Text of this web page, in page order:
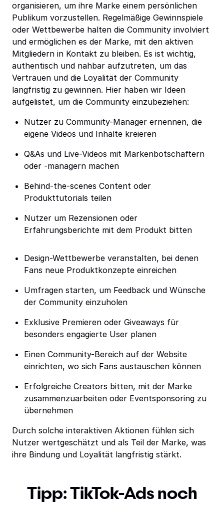
organisieren, um ihre Marke einem persönlichen
Publikum vorzustellen. Regelmäßige Gewinnspiele
oder Wettbewerbe halten die Community involviert
und ermöglichen es der Marke, mit den aktiven
Mitgliedern in Kontakt zu bleiben. Es ist wichtig,
authentisch und nahbar aufzutreten, um das
Vertrauen und die Loyalität der Community
langfristig zu gewinnen. Hier haben wir Ideen
aufgelistet, um die Community einzubeziehen:
Nutzer zu Community-Manager ernennen, die
eigene Videos und Inhalte kreieren
Q&As und Live-Videos mit Markenbotschaftern
oder -managern machen
Behind-the-scenes Content oder
Produkttutorials teilen
Nutzer um Rezensionen oder
Erfahrungsberichte mit dem Produkt bitten
Design-Wettbewerbe veranstalten, bei denen
Fans neue Produktkonzepte einreichen
Umfragen starten, um Feedback und Wünsche
der Community einzuholen
Exklusive Premieren oder Giveaways für
besonders engagierte User planen
Einen Community-Bereich auf der Website
einrichten, wo sich Fans austauschen können
Erfolgreiche Creators bitten, mit der Marke
zusammenzuarbeiten oder Eventsponsoring zu
übernehmen
Durch solche interaktiven Aktionen fühlen sich
Nutzer wertgeschätzt und als Teil der Marke, was
ihre Bindung und Loyalität langfristig stärkt.
Tipp: TikTok-Ads noch